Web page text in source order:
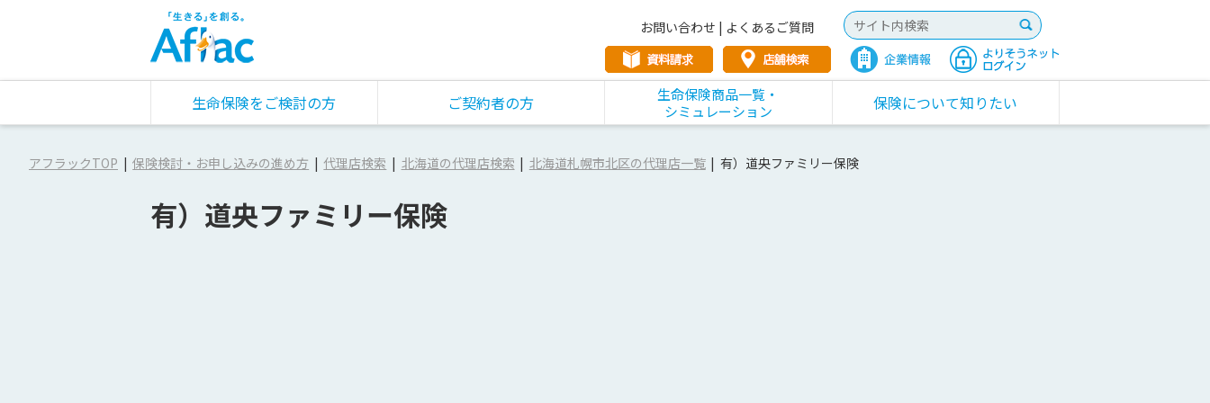
お問い合わせ | よくあるご質問
生命保険をご検討の方 ご契約者の方
生命保険商品一覧・
シミュレーション
保険について知りたい
アフラックTOP 保険検討・お申し込みの進め方 代理店検索 北海道の代理店検索 北海道札幌市北区の代理店一覧 有）道央ファミリー保険
有）道央ファミリー保険